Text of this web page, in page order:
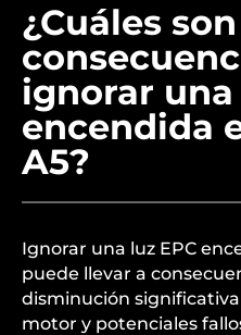
¿Cuáles
ignorar una
encendida
A5?
Ignorar una luz EPC
puede llevar a
disminución
motor y potenciales